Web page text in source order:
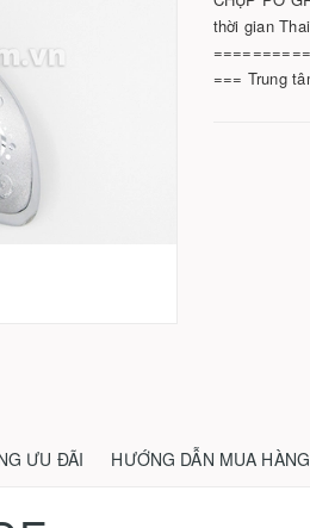
thời gian
=== Trung
ƯU ĐÃI HƯỚNG DẪN MUA HÀNG